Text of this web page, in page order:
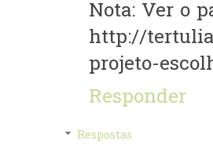
Nota: Ver o
http://
projeto-
Responder
Respostas